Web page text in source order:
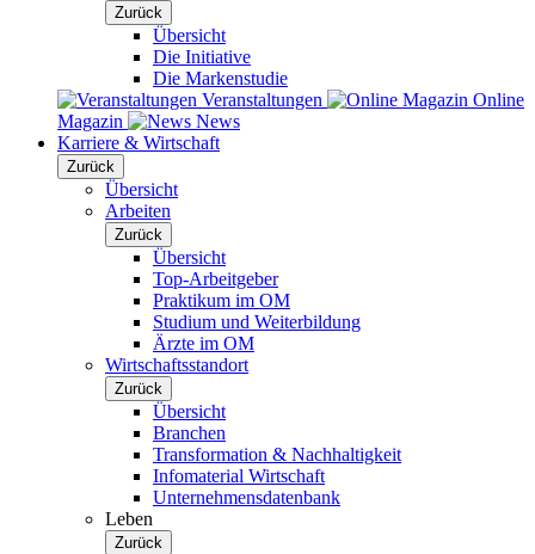
Zurück
Übersicht
Die Initiative
Die Markenstudie
Veranstaltungen
Online
Magazin
News
Karriere & Wirtschaft
Zurück
Übersicht
Arbeiten
Zurück
Übersicht
Top-Arbeitgeber
Praktikum im OM
Studium und Weiterbildung
Ärzte im OM
Wirtschaftsstandort
Zurück
Übersicht
Branchen
Transformation & Nachhaltigkeit
Infomaterial Wirtschaft
Unternehmensdatenbank
Leben
Zurück